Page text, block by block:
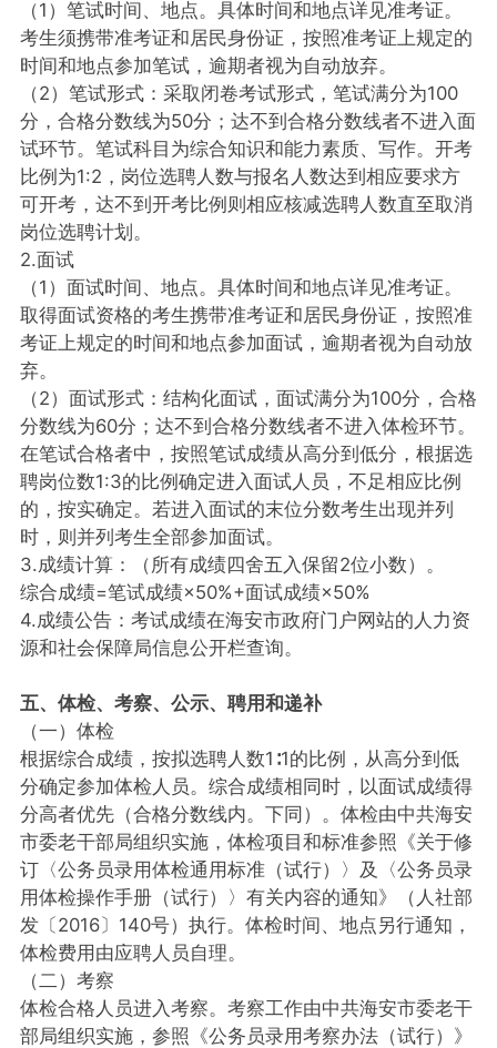
（1）笔试时间、地点。具体时间和地点详见准考证。
考生须携带准考证和居民身份证，按照准考证上规定的
时间和地点参加笔试，逾期者视为自动放弃。
（2）笔试形式：采取闭卷考试形式，笔试满分为100
分，合格分数线为50分；达不到合格分数线者不进入面
试环节。笔试科目为综合知识和能力素质、写作。开考
比例为1:2，岗位选聘人数与报名人数达到相应要求方
可开考，达不到开考比例则相应核减选聘人数直至取消
岗位选聘计划。
2.面试
（1）面试时间、地点。具体时间和地点详见准考证。
取得面试资格的考生携带准考证和居民身份证，按照准
考证上规定的时间和地点参加面试，逾期者视为自动放
弃。
（2）面试形式：结构化面试，面试满分为100分，合格
分数线为60分；达不到合格分数线者不进入体检环节。
在笔试合格者中，按照笔试成绩从高分到低分，根据选
聘岗位数1:3的比例确定进入面试人员，不足相应比例
的，按实确定。若进入面试的末位分数考生出现并列
时，则并列考生全部参加面试。
3.成绩计算：（所有成绩四舍五入保留2位小数）。
综合成绩=笔试成绩×50%+面试成绩×50%
4.成绩公告：考试成绩在海安市政府门户网站的人力资
源和社会保障局信息公开栏查询。
五、体检、考察、公示、聘用和递补
（一）体检
根据综合成绩，按拟选聘人数1∶1的比例，从高分到低
分确定参加体检人员。综合成绩相同时，以面试成绩得
分高者优先（合格分数线内。下同）。体检由中共海安
市委老干部局组织实施，体检项目和标准参照《关于修
订〈公务员录用体检通用标准（试行）〉及〈公务员录
用体检操作手册（试行）〉有关内容的通知》（人社部
发〔2016〕140号）执行。体检时间、地点另行通知，
体检费用由应聘人员自理。
（二）考察
体检合格人员进入考察。考察工作由中共海安市委老干
部局组织实施，参照《公务员录用考察办法（试行）》